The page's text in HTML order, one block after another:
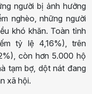
người bị ảnh hưởng
nghèo, những người
khó khăn. Toàn tỉnh
tỷ lệ 4,16%), trên
còn hơn 5.000 hộ
tạm bợ, dột nát đang
xã hội.